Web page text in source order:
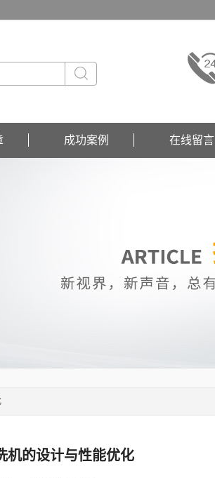
成功案例 在线留言
机的设计与性能优化